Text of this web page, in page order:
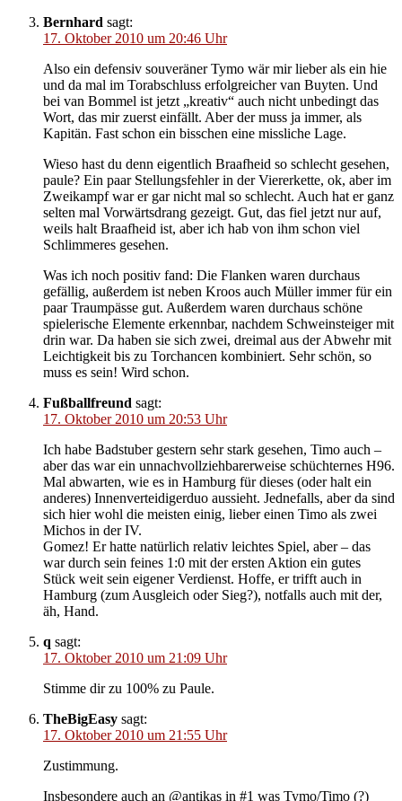
Bernhard sagt:
17. Oktober 2010 um 20:46 Uhr
Also ein defensiv souveräner Tymo wär mir lieber als ein hie
und da mal im Torabschluss erfolgreicher van Buyten. Und
bei van Bommel ist jetzt „kreativ“ auch nicht unbedingt das
Wort, das mir zuerst einfällt. Aber der muss ja immer, als
Kapitän. Fast schon ein bisschen eine missliche Lage.
Wieso hast du denn eigentlich Braafheid so schlecht gesehen,
paule? Ein paar Stellungsfehler in der Viererkette, ok, aber im
Zweikampf war er gar nicht mal so schlecht. Auch hat er ganz
selten mal Vorwärtsdrang gezeigt. Gut, das fiel jetzt nur auf,
weils halt Braafheid ist, aber ich hab von ihm schon viel
Schlimmeres gesehen.
Was ich noch positiv fand: Die Flanken waren durchaus
gefällig, außerdem ist neben Kroos auch Müller immer für ein
paar Traumpässe gut. Außerdem waren durchaus schöne
spielerische Elemente erkennbar, nachdem Schweinsteiger mit
drin war. Da haben sie sich zwei, dreimal aus der Abwehr mit
Leichtigkeit bis zu Torchancen kombiniert. Sehr schön, so
muss es sein! Wird schon.
Fußballfreund sagt:
17. Oktober 2010 um 20:53 Uhr
Ich habe Badstuber gestern sehr stark gesehen, Timo auch –
aber das war ein unnachvollziehbarerweise schüchternes H96.
Mal abwarten, wie es in Hamburg für dieses (oder halt ein
anderes) Innenverteidigerduo aussieht. Jednefalls, aber da sind
sich hier wohl die meisten einig, lieber einen Timo als zwei
Michos in der IV.
Gomez! Er hatte natürlich relativ leichtes Spiel, aber – das
war durch sein feines 1:0 mit der ersten Aktion ein gutes
Stück weit sein eigener Verdienst. Hoffe, er trifft auch in
Hamburg (zum Ausgleich oder Sieg?), notfalls auch mit der,
äh, Hand.
q sagt:
17. Oktober 2010 um 21:09 Uhr
Stimme dir zu 100% zu Paule.
TheBigEasy sagt:
17. Oktober 2010 um 21:55 Uhr
Zustimmung.
Insbesondere auch an @antikas in #1 was Tymo/Timo (?)